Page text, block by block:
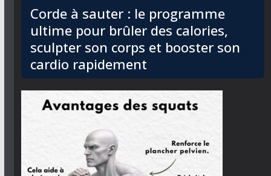
Corde à sauter : le programme
ultime pour brûler des calories,
sculpter son corps et booster son
cardio rapidement